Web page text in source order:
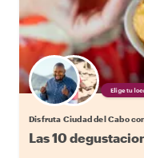
Elige tu
Disfruta Ciudad del Cabo
Las 10